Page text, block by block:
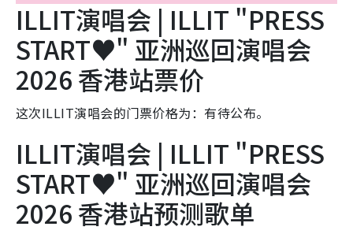
ILLIT演唱会 | ILLIT "PRESS
START♥︎" 亚洲巡回演唱会
2026 香港站票价
这次ILLIT演唱会的门票价格为：有待公布。
ILLIT演唱会 | ILLIT "PRESS
START♥︎" 亚洲巡回演唱会
2026 香港站预测歌单